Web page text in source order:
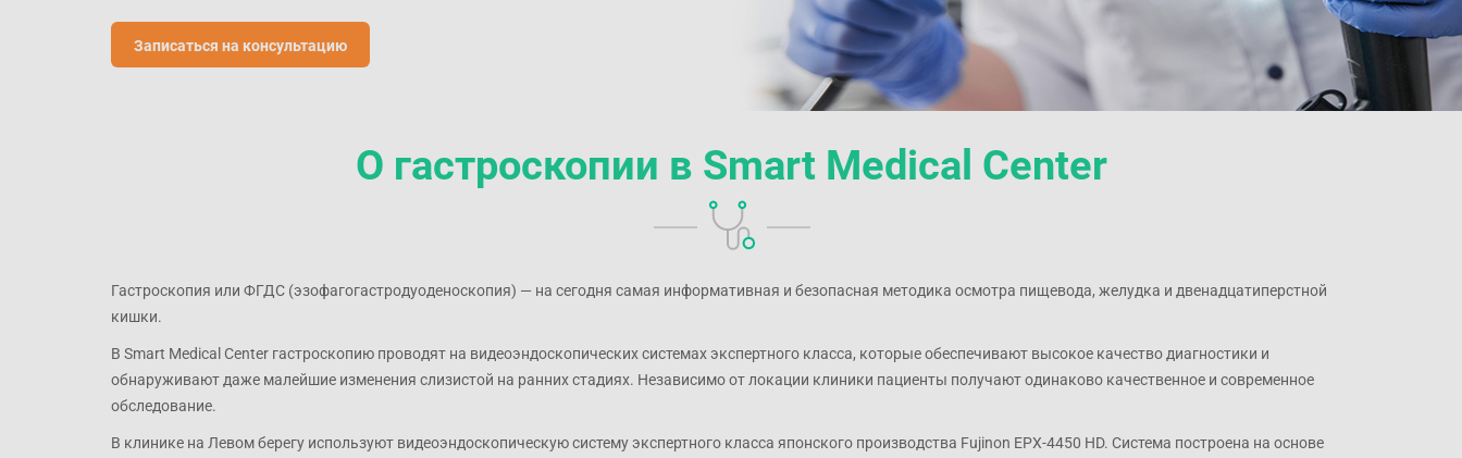
Записаться на консультацию
О гастроскопии в Smart Medical Center
Гастроскопия или ФГДС (эзофагогастродуоденоскопия) — на сегодня самая информативная и безопасная методика осмотра пищевода, желудка и двенадцатиперстной
кишки.
В Smart Medical Center гастроскопию проводят на видеоэндоскопических системах экспертного класса, которые обеспечивают высокое качество диагностики и
обнаруживают даже малейшие изменения слизистой на ранних стадиях. Независимо от локации клиники пациенты получают одинаково качественное и современное
обследование.
В клинике на Левом берегу используют видеоэндоскопическую систему экспертного класса японского производства Fujinon EPX-4450 HD. Система построена на основе